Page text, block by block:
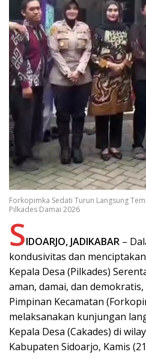
Forkopimka Sedati Turun Langsung
Pilkades Damai 2026
SIDOARJO, JADIKABAR –
kondusivitas dan
Kepala Desa (Pilkades)
aman, damai, dan
Pimpinan Kecamatan
melaksanakan kunjungan
Kepala Desa (Cakades) di
Kabupaten Sidoarjo, Kamis